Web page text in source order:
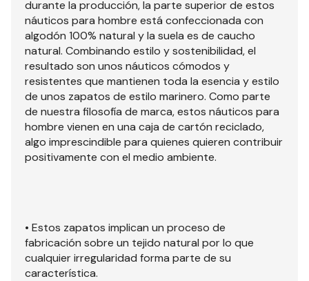
durante la producción, la parte superior de estos
náuticos para hombre está confeccionada con
algodón 100% natural y la suela es de caucho
natural. Combinando estilo y sostenibilidad, el
resultado son unos náuticos cómodos y
resistentes que mantienen toda la esencia y estilo
de unos zapatos de estilo marinero. Como parte
de nuestra filosofía de marca, estos náuticos para
hombre vienen en una caja de cartón reciclado,
algo imprescindible para quienes quieren contribuir
positivamente con el medio ambiente.
• Estos zapatos implican un proceso de
fabricación sobre un tejido natural por lo que
cualquier irregularidad forma parte de su
característica.